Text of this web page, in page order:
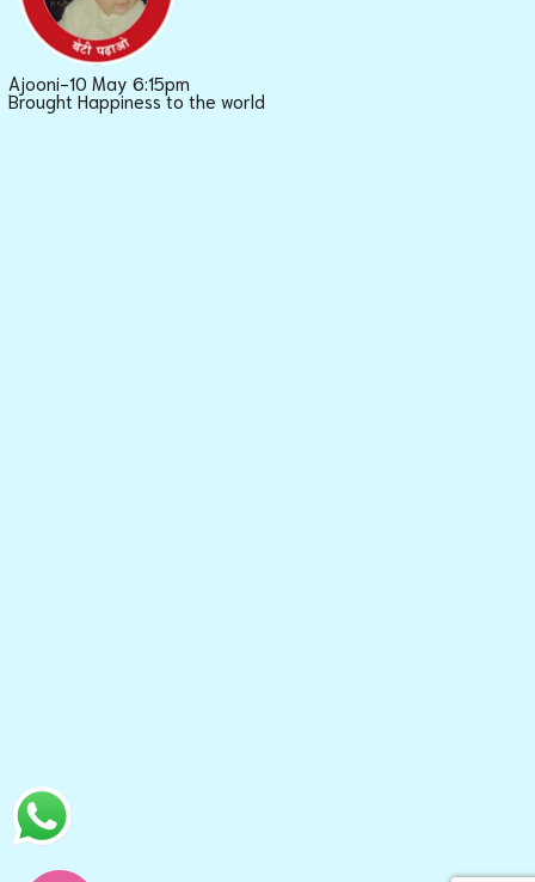
Ajooni-10 May 6:15pm
Brought Happiness to the world